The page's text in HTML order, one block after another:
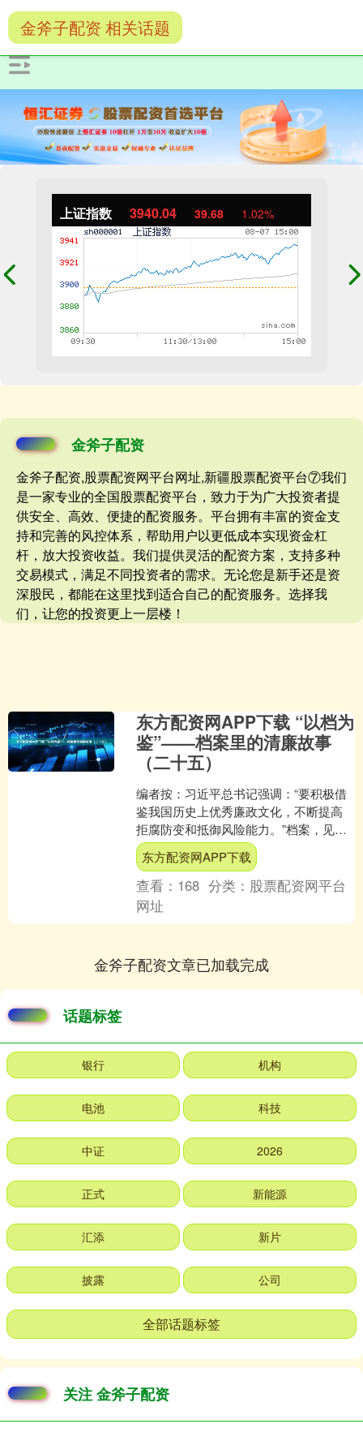
上证指数 3940.04 39.68 1.02%
金斧子配资
金斧子配资,股票配资网平台网址,新疆股票配资平台⑦我们
是一家专业的全国股票配资平台，致力于为广大投资者提
供安全、高效、便捷的配资服务。平台拥有丰富的资金支
持和完善的风控体系，帮助用户以更低成本实现资金杠
杆，放大投资收益。我们提供灵活的配资方案，支持多种
交易模式，满足不同投资者的需求。无论您是新手还是资
深股民，都能在这里找到适合自己的配资服务。选择我
们，让您的投资更上一层楼！
金斧子配资 相关话题
东方配资网APP下载 “以档为
鉴”——档案里的清廉故事
（二十五）
编者按：习近平总书记强调：“要积极借
鉴我国历史上优秀廉政文化，不断提高
拒腐防变和抵御风险能力。”档案，见证
历史、传承文明。浙江省档案馆持续深
化党纪学习教育，充分....
东方配资网APP下载
查看： 168 分类： 股票配资网平台
网址
金斧子配资文章已加载完成
话题标签
银行 机构
电池 科技
中证 2026
正式 新能源
汇添 新片
披露 公司
全部话题标签
关注 金斧子配资